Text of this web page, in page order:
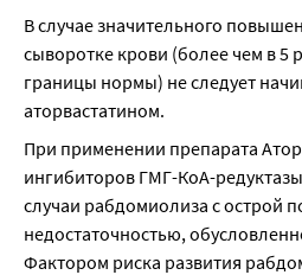
В случае значительного
сыворотке крови (более чем в 5
границы нормы) не следует
аторвастатином.
При применении препарата
ингибиторов ГМГ-КоА-
случаи рабдомиолиза с острой
недостаточностью,
Фактором риска развития